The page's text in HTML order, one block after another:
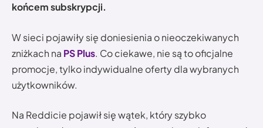
końcem subskrypcji.
W sieci pojawiły się doniesienia o nieoczekiwanych
zniżkach na PS Plus. Co ciekawe, nie są to oficjalne
promocje, tylko indywidualne oferty dla wybranych
użytkowników.
Na Reddicie pojawił się wątek, który szybko